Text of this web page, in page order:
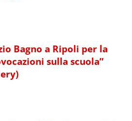
Bagno a Ripoli per la
sulla scuola”